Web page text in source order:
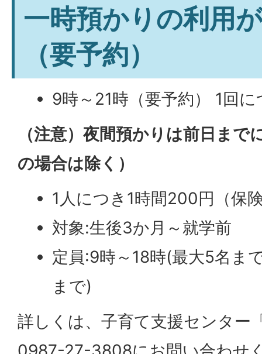
一時預かりの利用
（要予約）
9時～21時（要予約） 1回
（注意）夜間預かりは前日まで
の場合は除く）
1人につき1時間200円（保
対象:生後3か月～就学前
定員:9時～18時(最大5名ま
まで)
詳しくは、子育て支援センター